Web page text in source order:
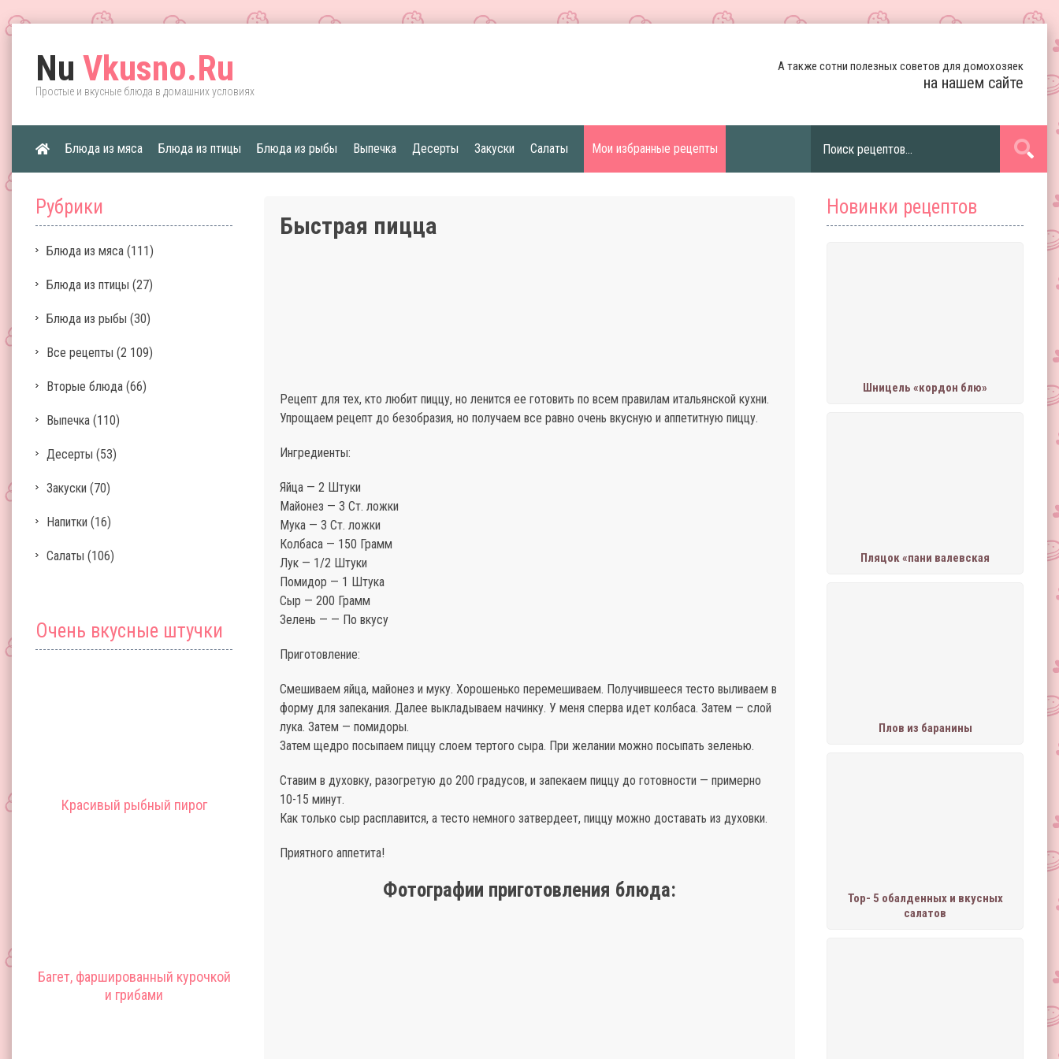
Nu Vkusno.Ru
Простые и вкусные блюда в домашних условиях
А также сотни полезных советов для домохозяек
на нашем сайте
Блюда из мяса Блюда из птицы Блюда из рыбы Выпечка Десерты Закуски Салаты Мои избранные рецепты
Рубрики
Блюда из мяса (111)
Блюда из птицы (27)
Блюда из рыбы (30)
Все рецепты (2 109)
Вторые блюда (66)
Выпечка (110)
Десерты (53)
Закуски (70)
Напитки (16)
Салаты (106)
Очень вкусные штучки
Красивый рыбный пирог
Багет, фаршированный курочкой
и грибами
Новинки рецептов
Шницель «кордон блю»
Пляцок «пани валевская
Плов из баранины
Тор- 5 обалденных и вкусных
салатов
Быстрая пицца
Рецепт для тех, кто любит пиццу, но ленится ее готовить по всем правилам итальянской кухни.
Упрощаем рецепт до безобразия, но получаем все равно очень вкусную и аппетитную пиццу.
Ингредиенты:
Яйца — 2 Штуки
Майонез — 3 Ст. ложки
Мука — 3 Ст. ложки
Колбаса — 150 Грамм
Лук — 1/2 Штуки
Помидор — 1 Штука
Сыр — 200 Грамм
Зелень — — По вкусу
Приготовление:
Смешиваем яйца, майонез и муку. Хорошенько перемешиваем. Получившееся тесто выливаем в
форму для запекания. Далее выкладываем начинку. У меня сперва идет колбаса. Затем — слой
лука. Затем — помидоры.
Затем щедро посыпаем пиццу слоем тертого сыра. При желании можно посыпать зеленью.
Ставим в духовку, разогретую до 200 градусов, и запекаем пиццу до готовности — примерно
10-15 минут.
Как только сыр расплавится, а тесто немного затвердеет, пиццу можно доставать из духовки.
Приятного аппетита!
Фотографии приготовления блюда: